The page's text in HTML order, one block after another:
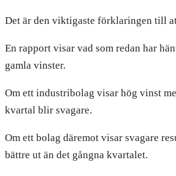
Det är den viktigaste förklaringen till
En rapport visar vad som redan har
gamla vinster.
Om ett industribolag visar hög vinst
kvartal blir svagare.
Om ett bolag däremot visar svagare
bättre ut än det gångna kvartalet.